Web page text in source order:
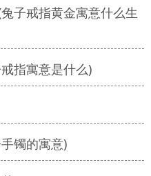
子戒指黄金寓意什么生
指寓意是什么)
镯的寓意)